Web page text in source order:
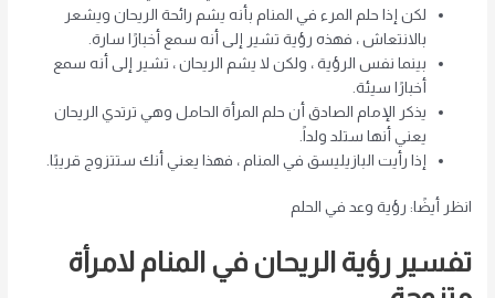
لكن إذا حلم المرء في المنام بأنه يشم رائحة الريحان ويشعر
بالانتعاش ، فهذه رؤية تشير إلى أنه سمع أخبارًا سارة.
بينما نفس الرؤية ، ولكن لا يشم الريحان ، تشير إلى أنه سمع
أخبارًا سيئة.
يذكر الإمام الصادق أن حلم المرأة الحامل وهي ترتدي الريحان
يعني أنها ستلد ولداً.
إذا رأيت البازيليسق في المنام ، فهذا يعني أنك ستتزوج قريبًا.
انظر أيضًا: رؤية وعد في الحلم
تفسير رؤية الريحان في المنام لامرأة